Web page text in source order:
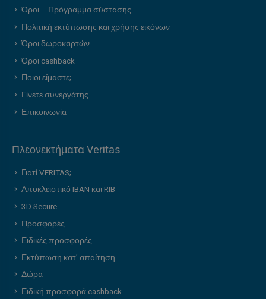
Όροι – Πρόγραμμα σύστασης
Πολιτική εκτύπωσης και χρήσης εικόνων
Όροι δωροκαρτών
Όροι cashback
Ποιοι είμαστε;
Γίνετε συνεργάτης
Επικοινωνία
Πλεονεκτήματα Veritas
Γιατί VERITAS;
Αποκλειστικό IBAN και RIB
3D Secure
Προσφορές
Ειδικές προσφορές
Εκτύπωση κατ’ απαίτηση
Δώρα
Ειδική προσφορά cashback